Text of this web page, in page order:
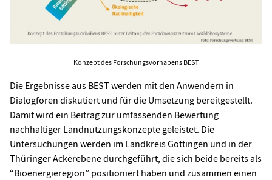
Konzept des Forschungsvorhabens BEST
Die Ergebnisse aus BEST werden mit den Anwendern in
Dialogforen diskutiert und für die Umsetzung bereitgestellt.
Damit wird ein Beitrag zur umfassenden Bewertung
nachhaltiger Landnutzungskonzepte geleistet. Die
Untersuchungen werden im Landkreis Göttingen und in der
Thüringer Ackerebene durchgeführt, die sich beide bereits als
“Bioenergieregion” positioniert haben und zusammen einen